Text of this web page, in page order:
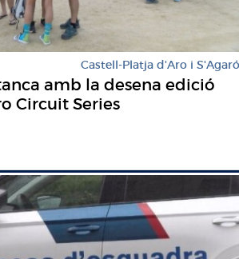
Castell-Platja d'Aro i S'Agaró
amb la desena edició
Circuit Series